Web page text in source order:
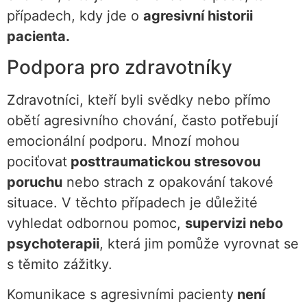
případech, kdy jde o agresivní historii
pacienta.
Podpora pro zdravotníky
Zdravotníci, kteří byli svědky nebo přímo
obětí agresivního chování, často potřebují
emocionální podporu. Mnozí mohou
pociťovat posttraumatickou stresovou
poruchu nebo strach z opakování takové
situace. V těchto případech je důležité
vyhledat odbornou pomoc, supervizi nebo
psychoterapii, která jim pomůže vyrovnat se
s těmito zážitky.
Komunikace s agresivními pacienty není